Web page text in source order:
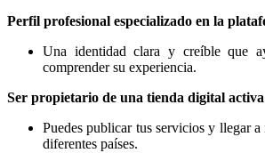
Perfil profesional especializado en la
Una identidad clara y creíble que
comprender su experiencia.
Ser propietario de una tienda digital
Puedes publicar tus servicios y llegar
diferentes países.